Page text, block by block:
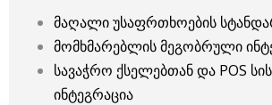
მაღალი უსაფრთხოების
მომხმარებლის მეგობრული
სავაჭრო ქსელებთან და POS
ინტეგრაცია